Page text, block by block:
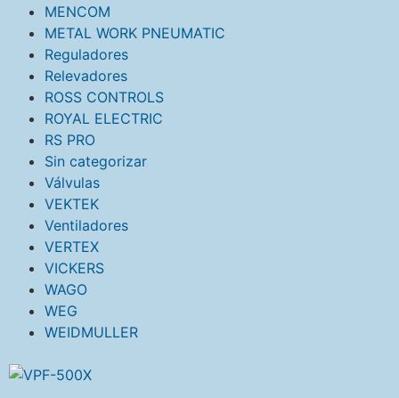
MENCOM
METAL WORK PNEUMATIC
Reguladores
Relevadores
ROSS CONTROLS
ROYAL ELECTRIC
RS PRO
Sin categorizar
Válvulas
VEKTEK
Ventiladores
VERTEX
VICKERS
WAGO
WEG
WEIDMULLER